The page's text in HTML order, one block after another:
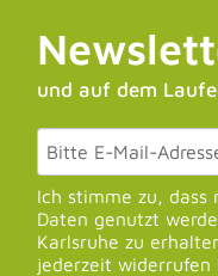
und auf dem
Ich stimme zu, dass
Daten genutzt
Karlsruhe zu
jederzeit widerrufen